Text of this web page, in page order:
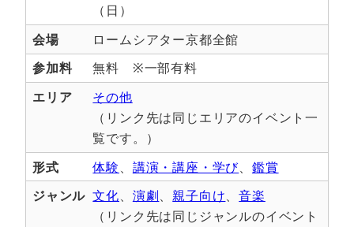
（日）
会場
ロームシアター京都全館
参加料
無料 ※一部有料
エリア
その他
（リンク先は同じエリアのイベント一
覧です。）
形式
体験、 講演・講座・学び、鑑賞
ジャンル 文化、 演劇、親子向け、音楽
（リンク先は同じジャンルのイベント